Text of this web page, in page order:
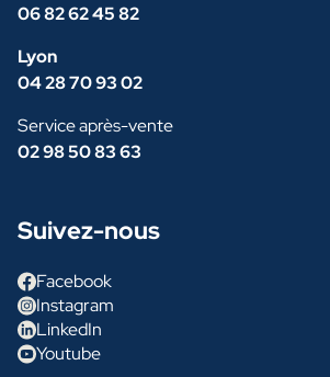
06 82 62 45 82
Lyon
04 28 70 93 02
Service après-vente
02 98 50 83 63
Suivez-nous
Facebook
Instagram
LinkedIn
Youtube